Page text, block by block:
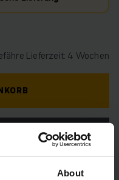
About
Lieferzeit: 4 Wochen
PRODUKT?